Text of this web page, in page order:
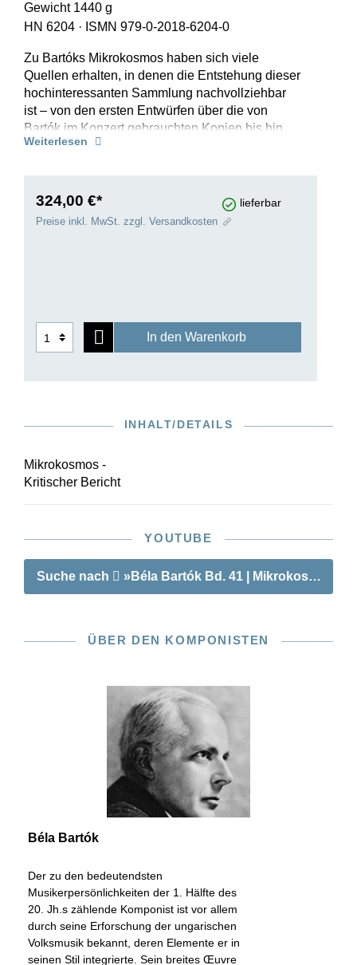
Gewicht 1440 g
HN 6204 · ISMN 979-0-2018-6204-0
Zu Bartóks Mikrokosmos haben sich viele
Quellen erhalten, in denen die Entstehung dieser
hochinteressanten Sammlung nachvollziehbar
ist – von den ersten Entwürfen über die von
Bartók im Konzert gebrauchten Kopien bis hin
zur Erstausgabe. Daher enthält der in einem
Englisch) neben der Quellenbeschreibung und
den Lesarten zur Edition auch ein umfangreiches
Transkriptionen von Bartóks eigenen Aufnahmen
sowie frühere Versionen dargeboten. Zudem
werden Bartóks spätere Erläuterungen zu
Weiterlesen
324,00 €* lieferbar
Preise inkl. MwSt. zzgl. Versandkosten
In den Warenkorb
INHALT/DETAILS
Mikrokosmos -
Kritischer Bericht
YOUTUBE
Suche nach »Béla Bartók Bd. 41 | Mikrokosmos«
ÜBER DEN KOMPONISTEN
Béla Bartók
Der zu den bedeutendsten
Musikerpersönlichkeiten der 1. Hälfte des
20. Jh.s zählende Komponist ist vor allem
durch seine Erforschung der ungarischen
Volksmusik bekannt, deren Elemente er in
seinen Stil integrierte. Sein breites Œuvre